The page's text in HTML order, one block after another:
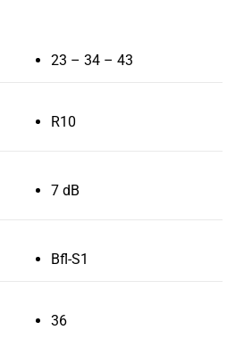
23 – 34 – 43
R10
7 dB
Bfl-S1
36